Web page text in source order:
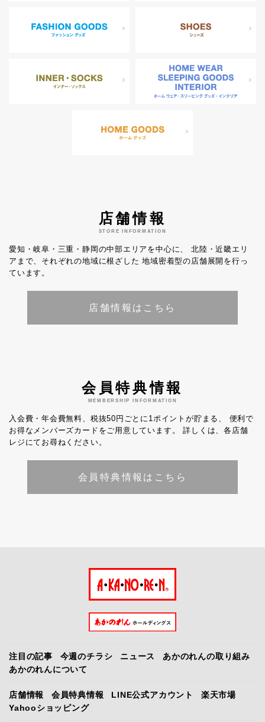
店舗情報
STORE INFORMATION
愛知・岐阜・三重・静岡の中部エリアを中心に、
北陸・近畿エリ
アまで、それぞれの地域に根ざした 地域密着型の店舗展開を行っ
ています。
店舗情報はこちら
会員特典情報
MEMBERSHIP INFORMATION
入会費・年会費無料、税抜50円ごとに1ポイントが貯まる、
便利で
お得なメンバーズカードをご用意しています。
詳しくは、各店舗
レジにてお尋ねください。
会員特典情報はこちら
注目の記事 今週のチラシ ニュース
あかのれんの取り組み
あかのれんについて
店舗情報 会員特典情報 LINE公式アカウント
楽天市場
Yahooショッピング